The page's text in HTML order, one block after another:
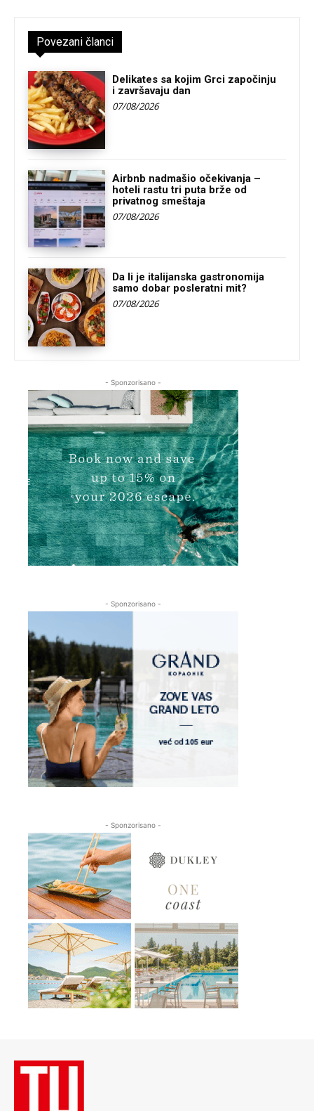
Povezani članci
Delikates sa kojim Grci započinju
i završavaju dan
07/08/2026
Airbnb nadmašio očekivanja –
hoteli rastu tri puta brže od
privatnog smeštaja
07/08/2026
Da li je italijanska gastronomija
samo dobar posleratni mit?
07/08/2026
- Sponzorisano -
- Sponzorisano -
- Sponzorisano -